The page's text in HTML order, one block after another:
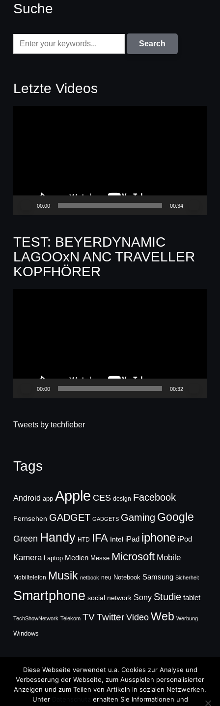
Suche
Letzte Videos
00:00 00:34
TEST: BEYERDYNAMIC
LAGOOxN ANC TRAVELLER
KOPFHÖRER
00:00 00:32
Tweets by techfieber
Tags
Android app Apple CES design Facebook
Fernsehen GADGET GADGETS Gaming Google
Green Handy HTD IFA Intel iPad iphone iPod
Kamera Laptop Medien Messe Microsoft Mobile
Mobiltelefon Musik netbook neu Notebook Samsung Sicherheit
Smartphone social network Sony Studie tablet
TechShowNetwork Telekom TVTwitter Video Web Werbung
Windows
Copyright © 2026
TechFieber Blog
Diese Webseite verwendet u.a. Cookies zur Analyse und
Verbesserung der Webseite, zum Ausspielen personalisierter
Anzeigen und zum Teilen von Artikeln in sozialen Netzwerken.
Unter
erhalten Sie Informationen und